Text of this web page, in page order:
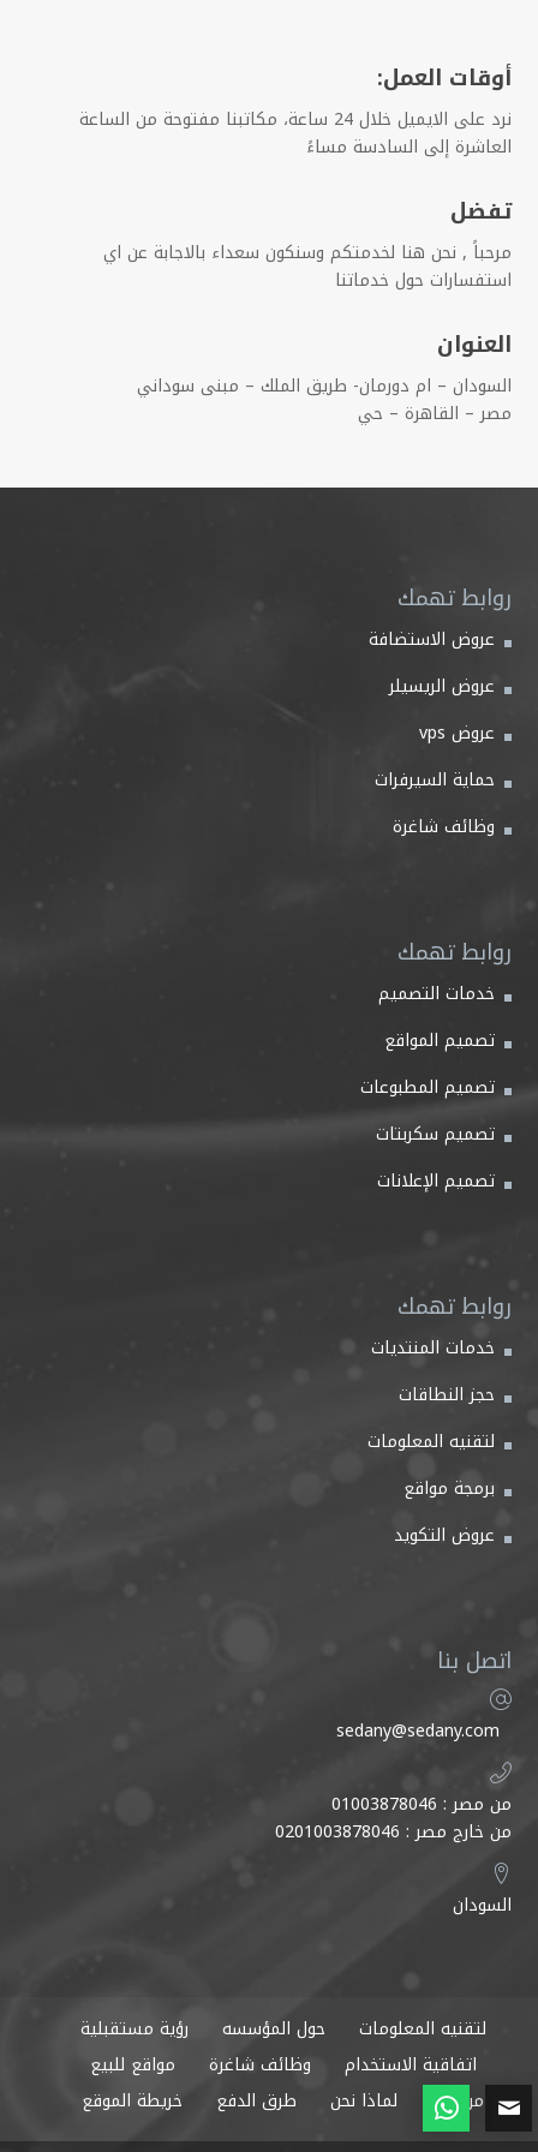
أوقات العمل:
نرد على الايميل خلال 24 ساعة، مكاتبنا مفتوحة من الساعة
العاشرة إلى السادسة مساءً
تفضل
مرحباً , نحن هنا لخدمتكم وسنكون سعداء بالاجابة عن اي
استفسارات حول خدماتنا
العنوان
السودان – ام دورمان- طريق الملك – مبنى سوداني
مصر – القاهرة – حي
روابط تهمك
عروض الاستضافة
عروض الريسيلر
عروض vps
حماية السيرفرات
وظائف شاغرة
روابط تهمك
خدمات التصميم
تصميم المواقع
تصميم المطبوعات
تصميم سكربتات
تصميم الإعلانات
روابط تهمك
خدمات المنتديات
حجز النطاقات
لتقنيه المعلومات
برمجة مواقع
عروض التكويد
اتصل بنا
sedany@sedany.com
من مصر : 01003878046
من خارج مصر : 0201003878046
السودان
لتقنيه المعلومات حول المؤسسه
رؤية مستقبلية
اتفاقية الاستخدام
وظائف شاغرة
مواقع للبيع
من نحن
لماذا نحن طرق الدفع خريطة الموقع